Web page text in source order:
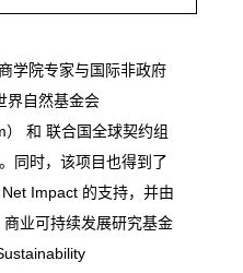
学院专家与国际非政府
界自然基金会
和 联合国全球契约组
。同时，该项目也得到了
Impact 的支持，并由
商业可持续发展研究基金